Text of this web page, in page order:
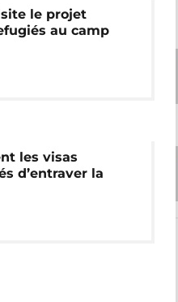
le projet
au camp
les visas
d’entraver la